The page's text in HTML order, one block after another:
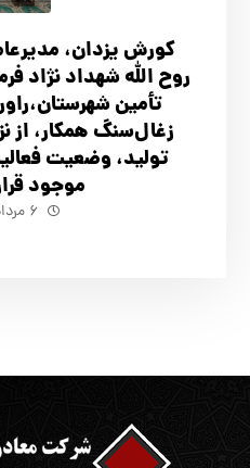
کورش یزدان،
روح الله شهداد نژاد
تأ‌مین
زغال‌سنگ همکار، از
تولید، وضعیت
موجود
۶ مرداد ۱۴۰۵